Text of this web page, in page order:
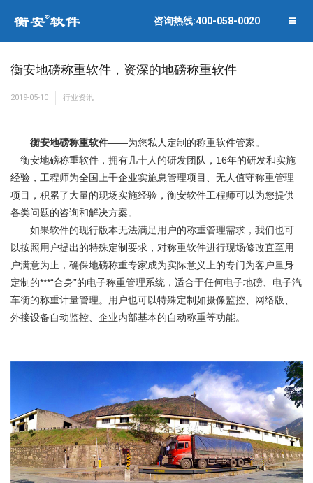
咨询热线:400-058-0020
衡安地磅称重软件，资深的地磅称重软件
2019-05-10 行业资讯
衡安地磅称重软件——为您私人定制的称重软件管家。
衡安地磅称重软件，拥有几十人的研发团队，16年的研发和实施
经验，工程师为全国上千企业实施息管理项目、无人值守称重管理
项目，积累了大量的现场实施经验，衡安软件工程师可以为您提供
各类问题的咨询和解决方案。
如果软件的现行版本无法满足用户的称重管理需求，我们也可
以按照用户提出的特殊定制要求，对称重软件进行现场修改直至用
户满意为止，确保地磅称重专家成为实际意义上的专门为客户量身
定制的***“合身”的电子称重管理系统，适合于任何电子地磅、电子汽
车衡的称重计量管理。用户也可以特殊定制如摄像监控、网络版、
外接设备自动监控、企业内部基本的自动称重等功能。